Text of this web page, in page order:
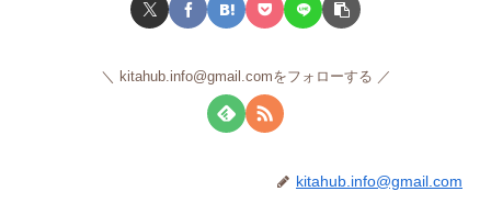
kitahub.info@gmail.comをフォローする
kitahub.info@gmail.com